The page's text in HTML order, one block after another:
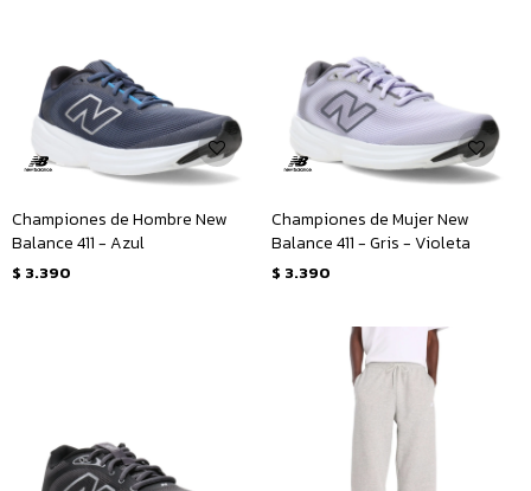
Championes de Hombre New
Balance 411 - Azul
$ 3.390
Championes de Mujer New
Balance 411 - Gris - Violeta
$ 3.390